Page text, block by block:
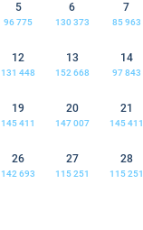
5
96 775
6
130 373
7
85 963
12
131 448
13
152 668
14
97 843
19
145 411
20
147 007
21
145 411
26
142 693
27
115 251
28
115 251